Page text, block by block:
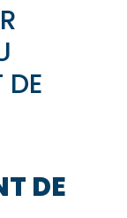
DE
DE